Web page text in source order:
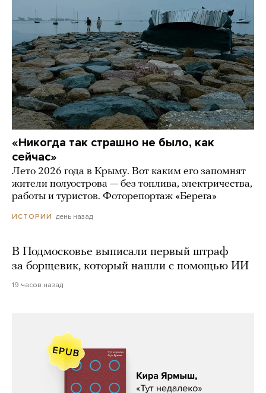
«Никогда так страшно не было, как
сейчас»
Лето 2026 года в Крыму. Вот каким его запомнят
жители полуострова — без топлива, электричества,
работы и туристов. Фоторепортаж «Берега»
ИСТОРИИ день назад
В Подмосковье выписали первый штраф
за борщевик, который нашли с помощью ИИ
19 часов назад